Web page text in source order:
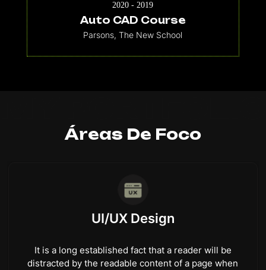
2020 - 2019
Auto CAD Course
Parsons, The New School
Áreas De Foco
UI/UX Design
It is a long established fact that a reader will be
distracted by the readable content of a page when